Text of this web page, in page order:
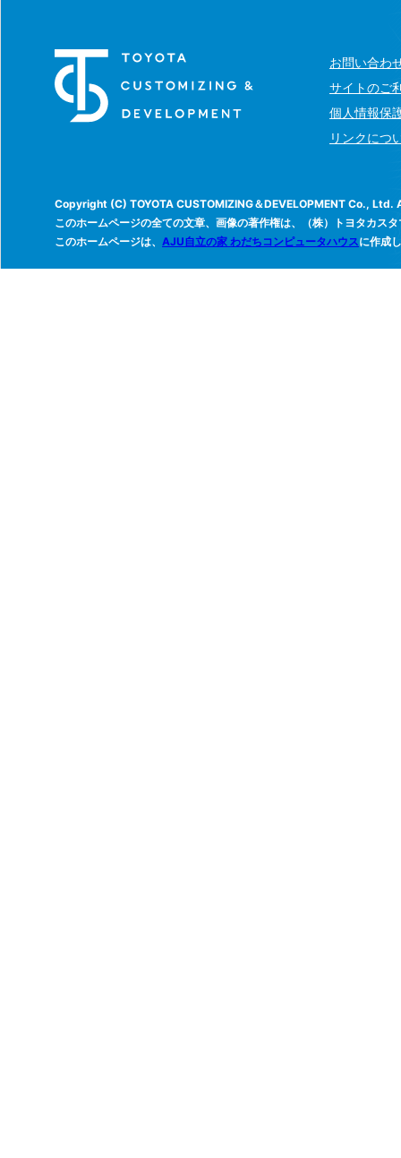
お問い合わ
サイトのご
個人情報保
リンクにつ
Copyright (C) TOYOTA CUSTOMIZING＆DEVELOPMENT Co.,
このホームページの全ての文章、画像の著作権は、（株）トヨタカス
このホームページは、 AJU自立の家 わだちコンピュータハウスに作成